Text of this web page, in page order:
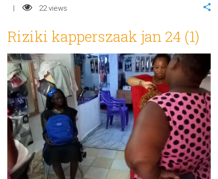
22 views
Riziki kapperszaak jan 24 (1)